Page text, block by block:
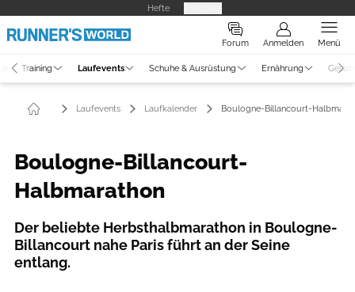
Hefte
Forum Anmelden Menü
Training Laufevents Schuhe & Ausrüstung Ernährung
Laufevents Laufkalender Boulogne-Billancourt-
Boulogne-Billancourt-
Halbmarathon
Der beliebte Herbsthalbmarathon in Boulogne-
Billancourt nahe Paris führt an der Seine
entlang.